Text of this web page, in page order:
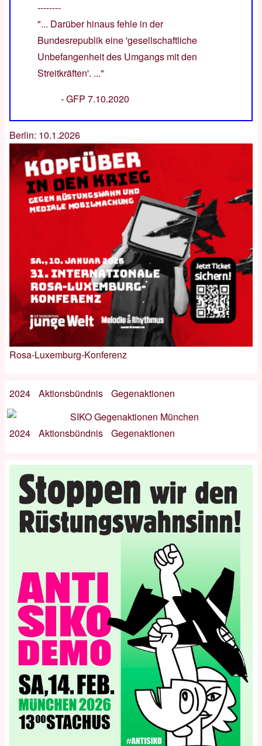
--------
"... Darüber hinaus fehle in der
Bundesrepublik eine 'gesellschaftliche
Unbefangenheit des Umgangs mit den
Streitkräften'. ..."
-GFP 7.10.2020
Berlin: 10.1.2026
Rosa-Luxemburg-Konferenz
2024 Aktionsbündnis Gegenaktionen
2024 Aktionsbündnis Gegenaktionen